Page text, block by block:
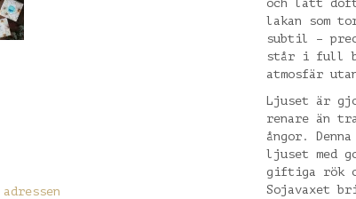
och lätt
lakan som
subtil –
står i full
atmosfär
Ljuset är
renare än
ångor.
ljuset med
giftiga rök
Sojavaxet